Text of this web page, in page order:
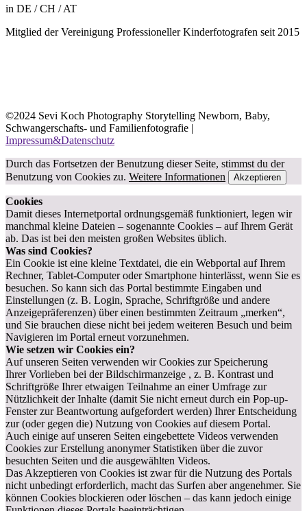
in DE / CH / AT
Mitglied der Vereinigung Professioneller Kinderfotografen seit 2015
©2024 Sevi Koch Photography Storytelling Newborn, Baby,
Schwangerschafts- und Familienfotografie |
Impressum&Datenschutz
Durch das Fortsetzen der Benutzung dieser Seite, stimmst du der
Benutzung von Cookies zu. Weitere Informationen Akzeptieren
Cookies
Damit dieses Internetportal ordnungsgemäß funktioniert, legen wir
manchmal kleine Dateien – sogenannte Cookies – auf Ihrem Gerät
ab. Das ist bei den meisten großen Websites üblich.
Was sind Cookies?
Ein Cookie ist eine kleine Textdatei, die ein Webportal auf Ihrem
Rechner, Tablet-Computer oder Smartphone hinterlässt, wenn Sie es
besuchen. So kann sich das Portal bestimmte Eingaben und
Einstellungen (z. B. Login, Sprache, Schriftgröße und andere
Anzeigepräferenzen) über einen bestimmten Zeitraum „merken“,
und Sie brauchen diese nicht bei jedem weiteren Besuch und beim
Navigieren im Portal erneut vorzunehmen.
Wie setzen wir Cookies ein?
Auf unseren Seiten verwenden wir Cookies zur Speicherung
Ihrer Vorlieben bei der Bildschirmanzeige , z. B. Kontrast und
Schriftgröße Ihrer etwaigen Teilnahme an einer Umfrage zur
Nützlichkeit der Inhalte (damit Sie nicht erneut durch ein Pop-up-
Fenster zur Beantwortung aufgefordert werden) Ihrer Entscheidung
zur (oder gegen die) Nutzung von Cookies auf diesem Portal.
Auch einige auf unseren Seiten eingebettete Videos verwenden
Cookies zur Erstellung anonymer Statistiken über die zuvor
besuchten Seiten und die ausgewählten Videos.
Das Akzeptieren von Cookies ist zwar für die Nutzung des Portals
nicht unbedingt erforderlich, macht das Surfen aber angenehmer. Sie
können Cookies blockieren oder löschen – das kann jedoch einige